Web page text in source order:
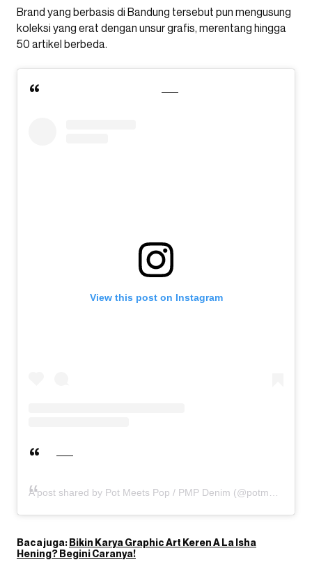
Brand yang berbasis di Bandung tersebut pun mengusung
koleksi yang erat dengan unsur grafis, merentang hingga
50 artikel berbeda.
View this post on Instagram
A post shared by Pot Meets Pop / PMP Denim (@potmeetspop)
Baca juga:Bikin Karya Graphic Art Keren A La Isha
Hening? Begini Caranya!